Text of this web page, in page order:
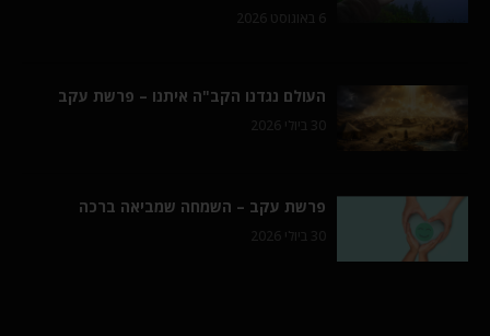
6 באוגוסט 2026
העולם נגדנו הקב"ה איתנו – פרשת עקב
30 ביולי 2026
פרשת עקב – השמחה שמביאה ברכה
30 ביולי 2026